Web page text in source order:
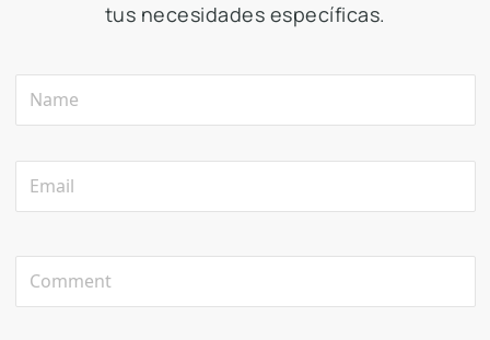
tus necesidades específicas.